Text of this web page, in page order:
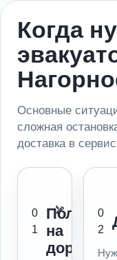
Когда
Основные
сложная
доставка в
0
1
Поломка
на
дороге
0
2